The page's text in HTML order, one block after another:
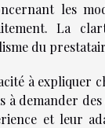
les
La
du
à
à demander
et leur